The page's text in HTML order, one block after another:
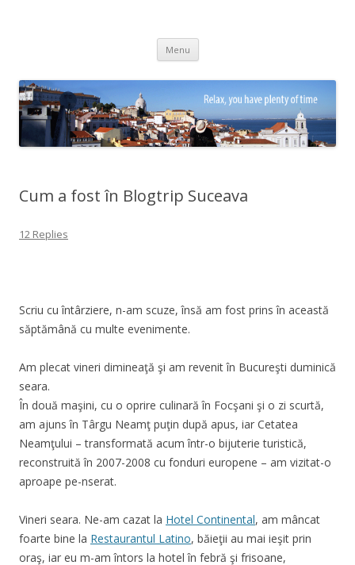
Menu Skip
content
Cum a fost în Blogtrip Suceava
12 Replies
Scriu cu întârziere, n-am scuze, însă am fost prins în această
săptămână cu multe evenimente.
Am plecat vineri dimineaţă şi am revenit în Bucureşti duminică
seara.
În două maşini, cu o oprire culinară în Focşani şi o zi scurtă,
am ajuns în Târgu Neamţ puţin după apus, iar Cetatea
Neamţului – transformată acum într-o bijuterie turistică,
reconstruită în 2007-2008 cu fonduri europene – am vizitat-o
aproape pe-nserat.
Vineri seara. Ne-am cazat la Hotel Continental, am mâncat
foarte bine la Restaurantul Latino, băieţii au mai ieşit prin
oraş, iar eu m-am întors la hotel în febră şi frisoane,